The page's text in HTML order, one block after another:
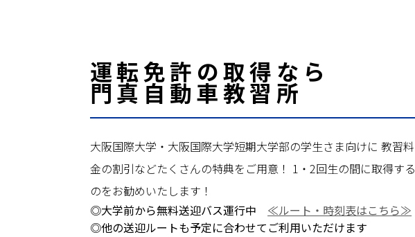
運転免許の取得なら
門真自動車教習所
大阪国際大学・大阪国際大学短期大学部の学生さま向けに 教習料
金の割引などたくさんの特典をご用意！ 1・2回生の間に取得する
のをお勧めいたします！
◎大学前から無料送迎バス運行中 ≪ルート・時刻表はこちら≫
◎他の送迎ルートも予定に合わせてご利用いただけます